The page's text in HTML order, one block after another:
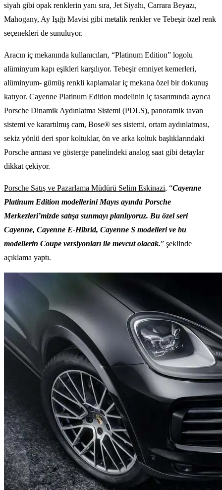
siyah gibi opak renklerin yanı sıra, Jet Siyahı, Carrara Beyazı,
Mahogany, Ay Işığı Mavisi gibi metalik renkler ve Tebeşir özel renk
seçenekleri de sunuluyor.
Aracın iç mekanında kullanıcıları, “Platinum Edition” logolu
alüminyum kapı eşikleri karşılıyor. Tebeşir emniyet kemerleri,
alüminyum- gümüş renkli kaplamalar iç mekana özel bir dokunuş
katıyor. Cayenne Platinum Edition modelinin iç tasarımında ayrıca
Porsche Dinamik Aydınlatma Sistemi (PDLS), panoramik tavan
sistemi ve karartılmış cam, Bose® ses sistemi, ortam aydınlatması,
sekiz yönlü deri spor koltuklar, ön ve arka koltuk başlıklarındaki
Porsche arması ve gösterge panelindeki analog saat gibi detaylar
dikkat çekiyor.
Porsche Satış ve Pazarlama Müdürü Selim Eskinazi, “Cayenne
Platinum Edition modellerini Mayıs ayında Porsche
Merkezleri’mizde satışa sunmayı planlıyoruz. Bu özel seri
Cayenne, Cayenne E-Hibrid, Cayenne S modelleri ve bu
modellerin Coupe versiyonları ile mevcut olacak.” şeklinde
açıklama yaptı.